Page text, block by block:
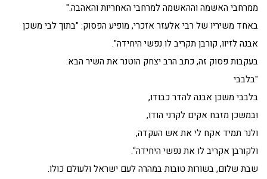
ממרחבי האשמה וההאשמה למרחבי האחריות והאהבה."
באחד משיריו של רבי אלעזר אזכרי, מופיע הפסוק: "בתוך לבי משכן
אבנה לזיוו, קורבן תקריב לו נפשי היחידה".
בעקבות פסוק זה, כתב הרב יצחק הוטנר את השיר הבא:
"בלבבי
בלבבי משכן אבנה להדר כבודו,
ובמשכן מזבח אקים לקרני הודו,
ולנר תמיד אקח לי את אש העקדה,
ולקורבן אקריב לו את נפשי היחידה".
שבת שלום, בשורות טובות במהרה לעם ישראל ולעולם כולו.